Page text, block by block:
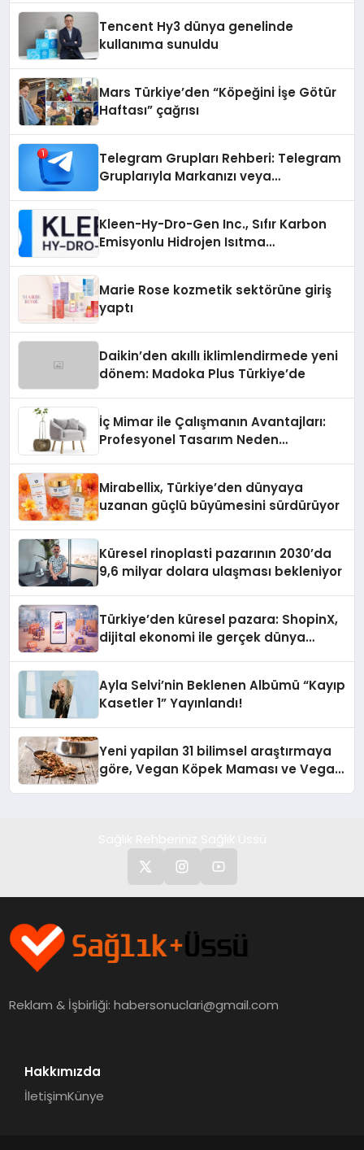
Tencent Hy3 dünya genelinde
kullanıma sunuldu
Mars Türkiye’den “Köpeğini İşe Götür
Haftası” çağrısı
Telegram Grupları Rehberi: Telegram
Gruplarıyla Markanızı veya
Kleen-Hy-Dro-Gen Inc., Sıfır Karbon
Emisyonlu Hidrojen Isıtma
Marie Rose kozmetik sektörüne giriş
yaptı
Daikin’den akıllı iklimlendirmede yeni
dönem: Madoka Plus Türkiye’de
İç Mimar ile Çalışmanın Avantajları:
Profesyonel Tasarım Neden
Mirabellix, Türkiye’den dünyaya
uzanan güçlü büyümesini sürdürüyor
Küresel rinoplasti pazarının 2030’da
9,6 milyar dolara ulaşması bekleniyor
Türkiye’den küresel pazara: ShopinX,
dijital ekonomi ile gerçek dünya
Ayla Selvi’nin Beklenen Albümü “Kayıp
Kasetler 1” Yayınlandı!
Yeni yapilan 31 bilimsel araştırmaya
göre, Vegan Köpek Maması ve Vegan
Reklam & İşbirliği:habersonuclari@gmail.com
Hakkımızda
İletişimKünye